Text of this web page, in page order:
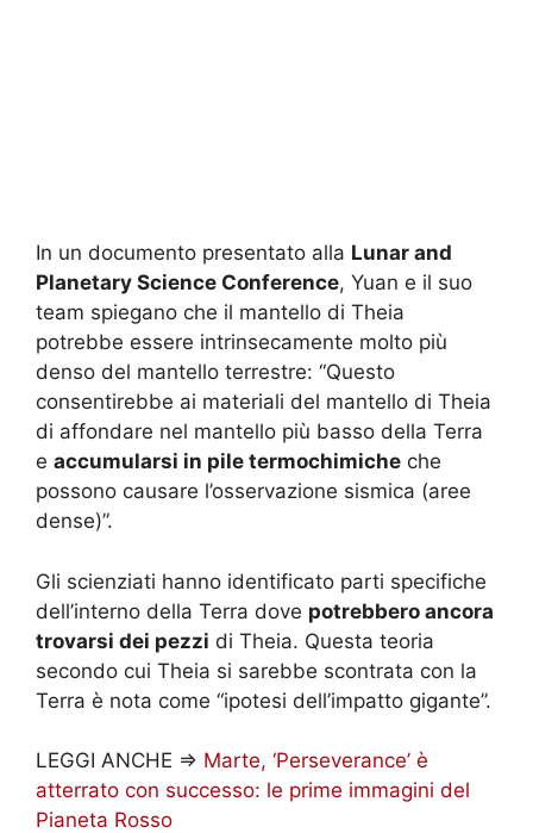
In un documento presentato alla Lunar and
Planetary Science Conference, Yuan e il suo
team spiegano che il mantello di Theia
potrebbe essere intrinsecamente molto più
denso del mantello terrestre: “Questo
consentirebbe ai materiali del mantello di Theia
di affondare nel mantello più basso della Terra
e accumularsi in pile termochimiche che
possono causare l’osservazione sismica (aree
dense)”.
Gli scienziati hanno identificato parti specifiche
dell’interno della Terra dove potrebbero ancora
trovarsi dei pezzi di Theia. Questa teoria
secondo cui Theia si sarebbe scontrata con la
Terra è nota come “ipotesi dell’impatto gigante”.
LEGGI ANCHE => Marte, ‘Perseverance’ è
atterrato con successo: le prime immagini del
Pianeta Rosso